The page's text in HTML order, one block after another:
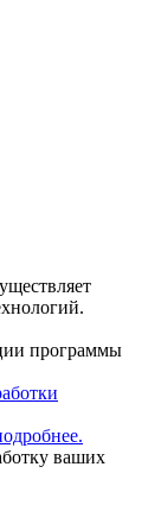
программы
ваших